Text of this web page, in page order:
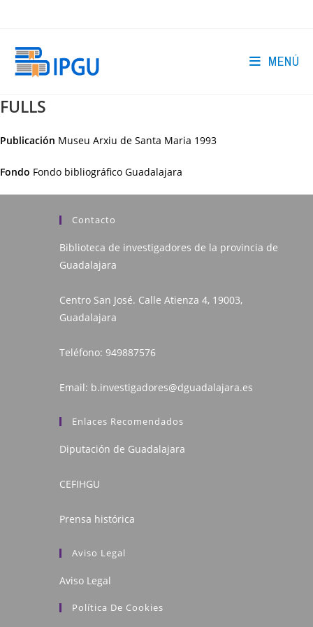
MENÚ
FULLS
Publicación Museu Arxiu de Santa Maria 1993
Fondo Fondo bibliográfico Guadalajara
Contacto
Biblioteca de investigadores de la provincia de
Guadalajara
Centro San José. Calle Atienza 4, 19003,
Guadalajara
Teléfono: 949887576
Email: b.investigadores@dguadalajara.es
Enlaces Recomendados
Diputación de Guadalajara
CEFIHGU
Prensa histórica
Aviso Legal
Aviso Legal
Política De Cookies